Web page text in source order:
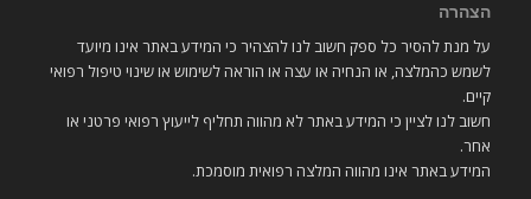
הצהרה
על מנת להסיר כל ספק חשוב לנו להצהיר כי המידע באתר אינו מיועד
לשמש כהמלצה, או הנחיה או עצה או הוראה לשימוש או שינוי טיפול רפואי
קיים.
חשוב לנו לציין כי המידע באתר לא מהווה תחליף לייעוץ רפואי פרטני או
אחר.
המידע באתר אינו מהווה המלצה רפואית מוסמכת.